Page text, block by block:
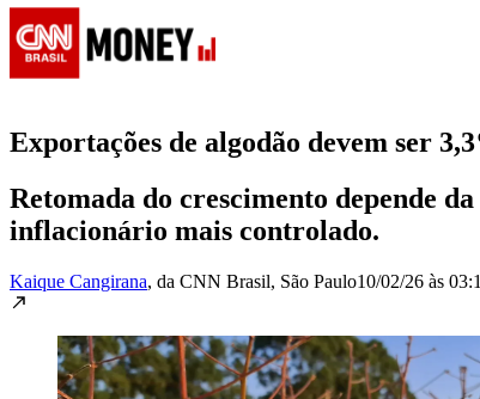
Exportações de algodão devem ser
Retomada do crescimento depende
inflacionário mais controlado.
Kaique Cangirana, da CNN Brasil, São Paulo10/02/26 às